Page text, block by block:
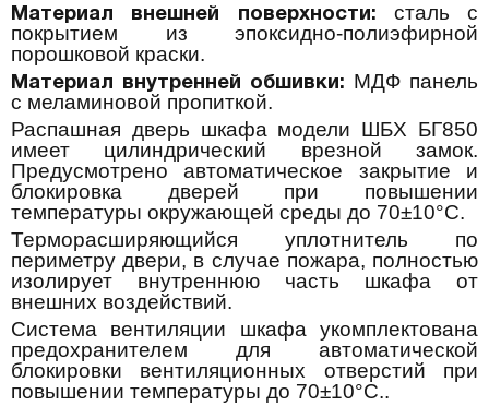
Материал внешней поверхности:
сталь с
покрытием из эпоксидно-полиэфирной
порошковой краски.
Материал внутренней обшивки: МДФ панель
с меламиновой пропиткой.
Распашная дверь шкафа модели ШБХ БГ850
имеет цилиндрический врезной замок.
Предусмотрено автоматическое закрытие и
блокировка дверей при повышении
температуры окружающей среды до 70±10°С.
Терморасширяющийся уплотнитель по
периметру двери, в случае пожара, полностью
изолирует внутреннюю часть шкафа от
внешних воздействий.
Система вентиляции шкафа укомплектована
предохранителем для автоматической
блокировки вентиляционных отверстий при
повышении температуры до 70±10°С..